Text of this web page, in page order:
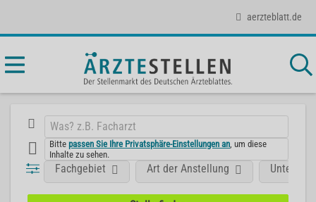
aerzteblatt.de
Bittepassen Sie Ihre Privatsphäre-Einstellungen an , um diese
Inhalte zu sehen.
Fachgebiet Art der Anstellung